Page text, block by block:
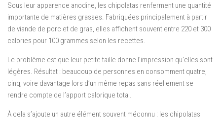
Sous leur apparence anodine, les chipolatas renferment une quantité
importante de matières grasses. Fabriquées principalement à partir
de viande de porc et de gras, elles affichent souvent entre 220 et 300
calories pour 100 grammes selon les recettes.
Le problème est que leur petite taille donne l’impression qu’elles sont
légères. Résultat : beaucoup de personnes en consomment quatre,
cinq, voire davantage lors d’un même repas sans réellement se
rendre compte de l’apport calorique total.
À cela s’ajoute un autre élément souvent méconnu : les chipolatas